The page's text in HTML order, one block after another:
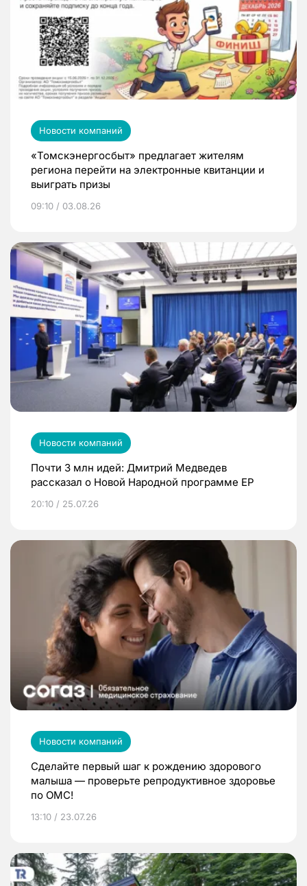
Новости компаний
«Томскэнергосбыт» предлагает жителям
региона перейти на электронные квитанции и
выиграть призы
09:10 / 03.08.26
Новости компаний
Почти 3 млн идей: Дмитрий Медведев
рассказал о Новой Народной программе ЕР
20:10 / 25.07.26
Новости компаний
Сделайте первый шаг к рождению здорового
малыша — проверьте репродуктивное здоровье
по ОМС!
13:10 / 23.07.26